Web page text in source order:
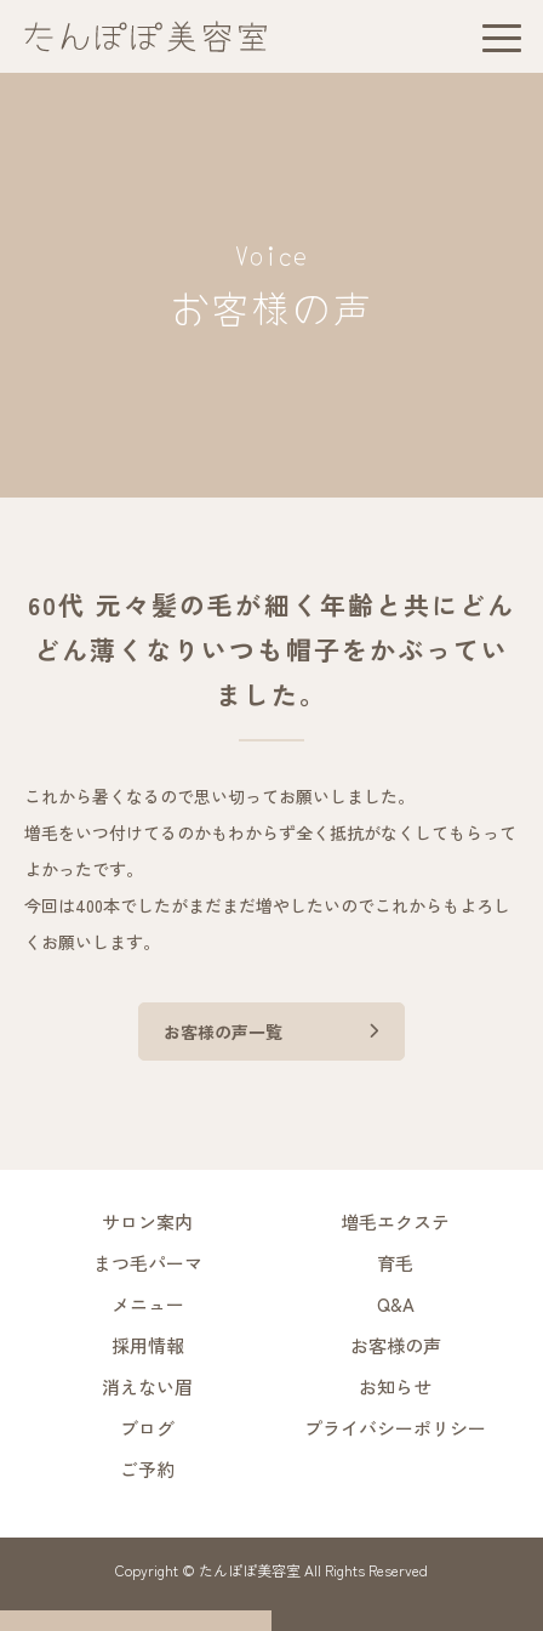
Voice
お客様の声
60代 元々髪の毛が細く年齢と共にどん
どん薄くなりいつも帽子をかぶってい
ました。
これから暑くなるので思い切ってお願いしました。
増毛をいつ付けてるのかもわからず全く抵抗がなくしてもらって
よかったです。
今回は400本でしたがまだまだ増やしたいのでこれからもよろし
くお願いします。
お客様の声一覧
サロン案内
増毛エクステ
まつ毛パーマ
育毛
メニュー
Q&A
採用情報
お客様の声
消えない眉
お知らせ
ブログ
プライバシーポリシー
ご予約
Copyright © たんぽぽ美容室 All Rights Reserved